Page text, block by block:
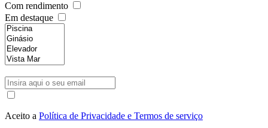
Com rendimento
Em destaque
Aceito a Política de Privacidade e Termos de serviço